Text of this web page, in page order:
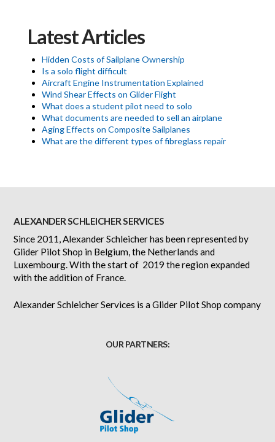
Latest Articles
Hidden Costs of Sailplane Ownership
Is a solo flight difficult
Aircraft Engine Instrumentation Explained
Wind Shear Effects on Glider Flight
What does a student pilot need to solo
What documents are needed to sell an airplane
Aging Effects on Composite Sailplanes
What are the different types of fibreglass repair
ALEXANDER SCHLEICHER SERVICES
Since 2011, Alexander Schleicher has been represented by
Glider Pilot Shop in Belgium, the Netherlands and
Luxembourg. With the start of 2019 the region expanded
with the addition of France.
Alexander Schleicher Services is a Glider Pilot Shop company
OUR PARTNERS: